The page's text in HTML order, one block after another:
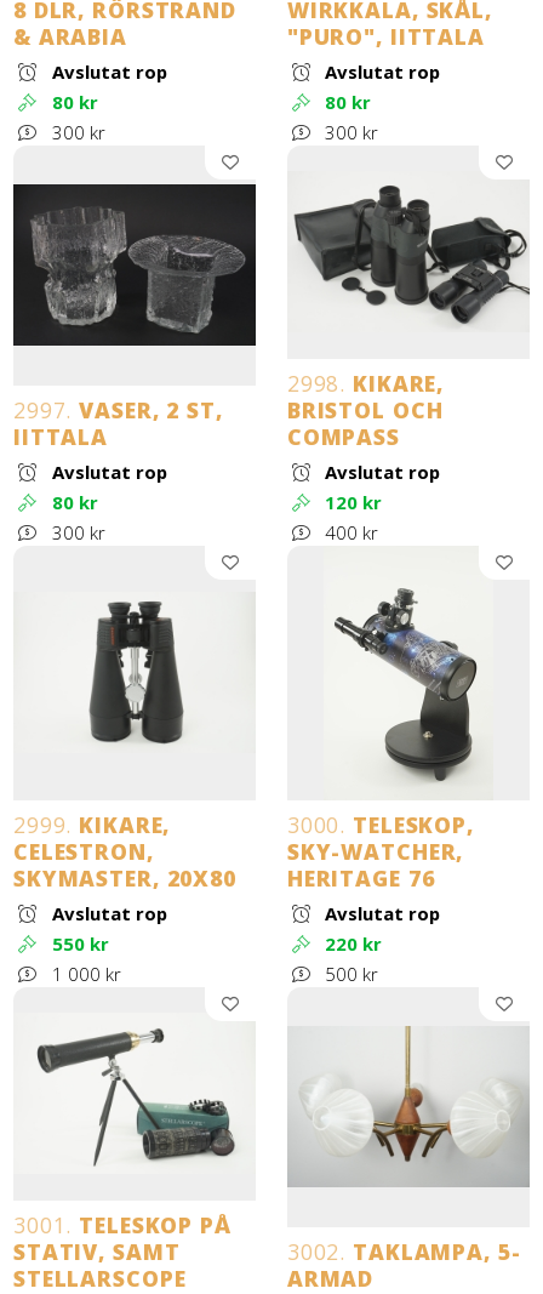
8 DLR, RÖRSTRAND
& ARABIA
Avslutat rop
80 kr
300 kr
WIRKKALA, SKÅL,
"PURO", IITTALA
Avslutat rop
80 kr
300 kr
2997. VASER, 2 ST,
IITTALA
Avslutat rop
80 kr
300 kr
2998. KIKARE,
BRISTOL OCH
COMPASS
Avslutat rop
120 kr
400 kr
2999. KIKARE,
CELESTRON,
SKYMASTER, 20X80
Avslutat rop
550 kr
1 000 kr
3000. TELESKOP,
SKY-WATCHER,
HERITAGE 76
Avslutat rop
220 kr
500 kr
3001. TELESKOP PÅ
STATIV, SAMT
STELLARSCOPE
3002. TAKLAMPA, 5-
ARMAD